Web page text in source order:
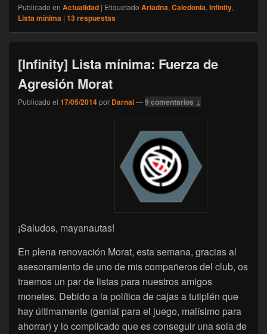
Publicado en Actualidad | Etiquetado Ariadna, Caledonia, Infinity,
Lista mínima | 13respuestas
[Infinity] Lista mínima: Fuerza de
Agresión Morat
Publicado el 17/05/2014por Darnai—9 comentarios ↓
¡Saludos, mayanautas!
En plena renovación Morat, esta semana, gracias al
asesoramiento de uno de mis compañeros del club, os
traemos un par de listas para nuestros amigos
monetes. Debido a la política de cajas a tutiplén que
hay últimamente (genial para el juego, malísimo para
ahorrar) y lo complicado que es conseguir una sola de